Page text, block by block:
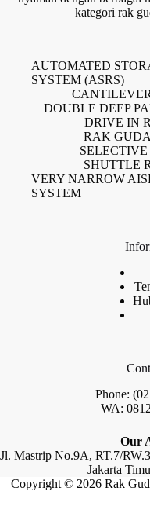
kategori rak
AUTOMATED
SYSTEM (ASRS)
DOUBLE DEEP
DRIVE IN
RAK
SHUTTLE
VERY NARROW
SYSTEM
Phone:
WA:
Our
Jl. Mastrip No.9A, RT.7/
Jakarta
Copyright © 2026 Rak